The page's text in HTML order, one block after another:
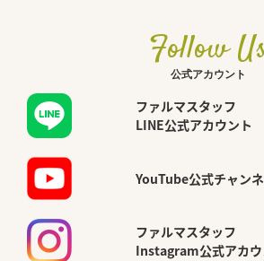
Follow Us
公式アカウント
ファルマスタッフ
LINE公式アカウント
YouTube公式チャン
ファルマスタッフ
Instagram公式アカウ